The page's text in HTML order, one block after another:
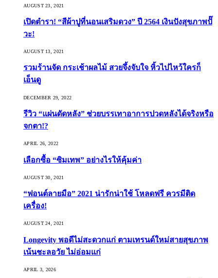
AUGUST 23, 2021
เปิดตำรา! “สีผ้าปูที่นอนเสริมดวง” ปี 2564 เงินปังสุขภาพปั๊
วะ!
AUGUST 13, 2021
รวมร้านจัด กระเช้าผลไม้ สวยจึ้งจับใจ หิ้วไปไหว้ใครก็
เอ็นดู
DECEMBER 29, 2022
รีวิว “แผ่นดัดหลัง” ช่วยบรรเทาอาการปวดหลังได้จริงหรือ
จกตา!?
APRIL 26, 2022
เลือกซื้อ “ซิมเทพ” อย่างไรให้คุ้มค่า
AUGUST 30, 2021
“ฟอนต์ลายมือ” 2021 น่ารักน่าใช้ โหลดฟรี ควรมีติด
เครื่อง!
AUGUST 24, 2021
Longevity พอดีไม่สะดวกแก่ ตามเทรนด์ใหม่สายสุขภาพ
เน้นชะลอวัย ไม่อ่อมแก่
APRIL 3, 2026